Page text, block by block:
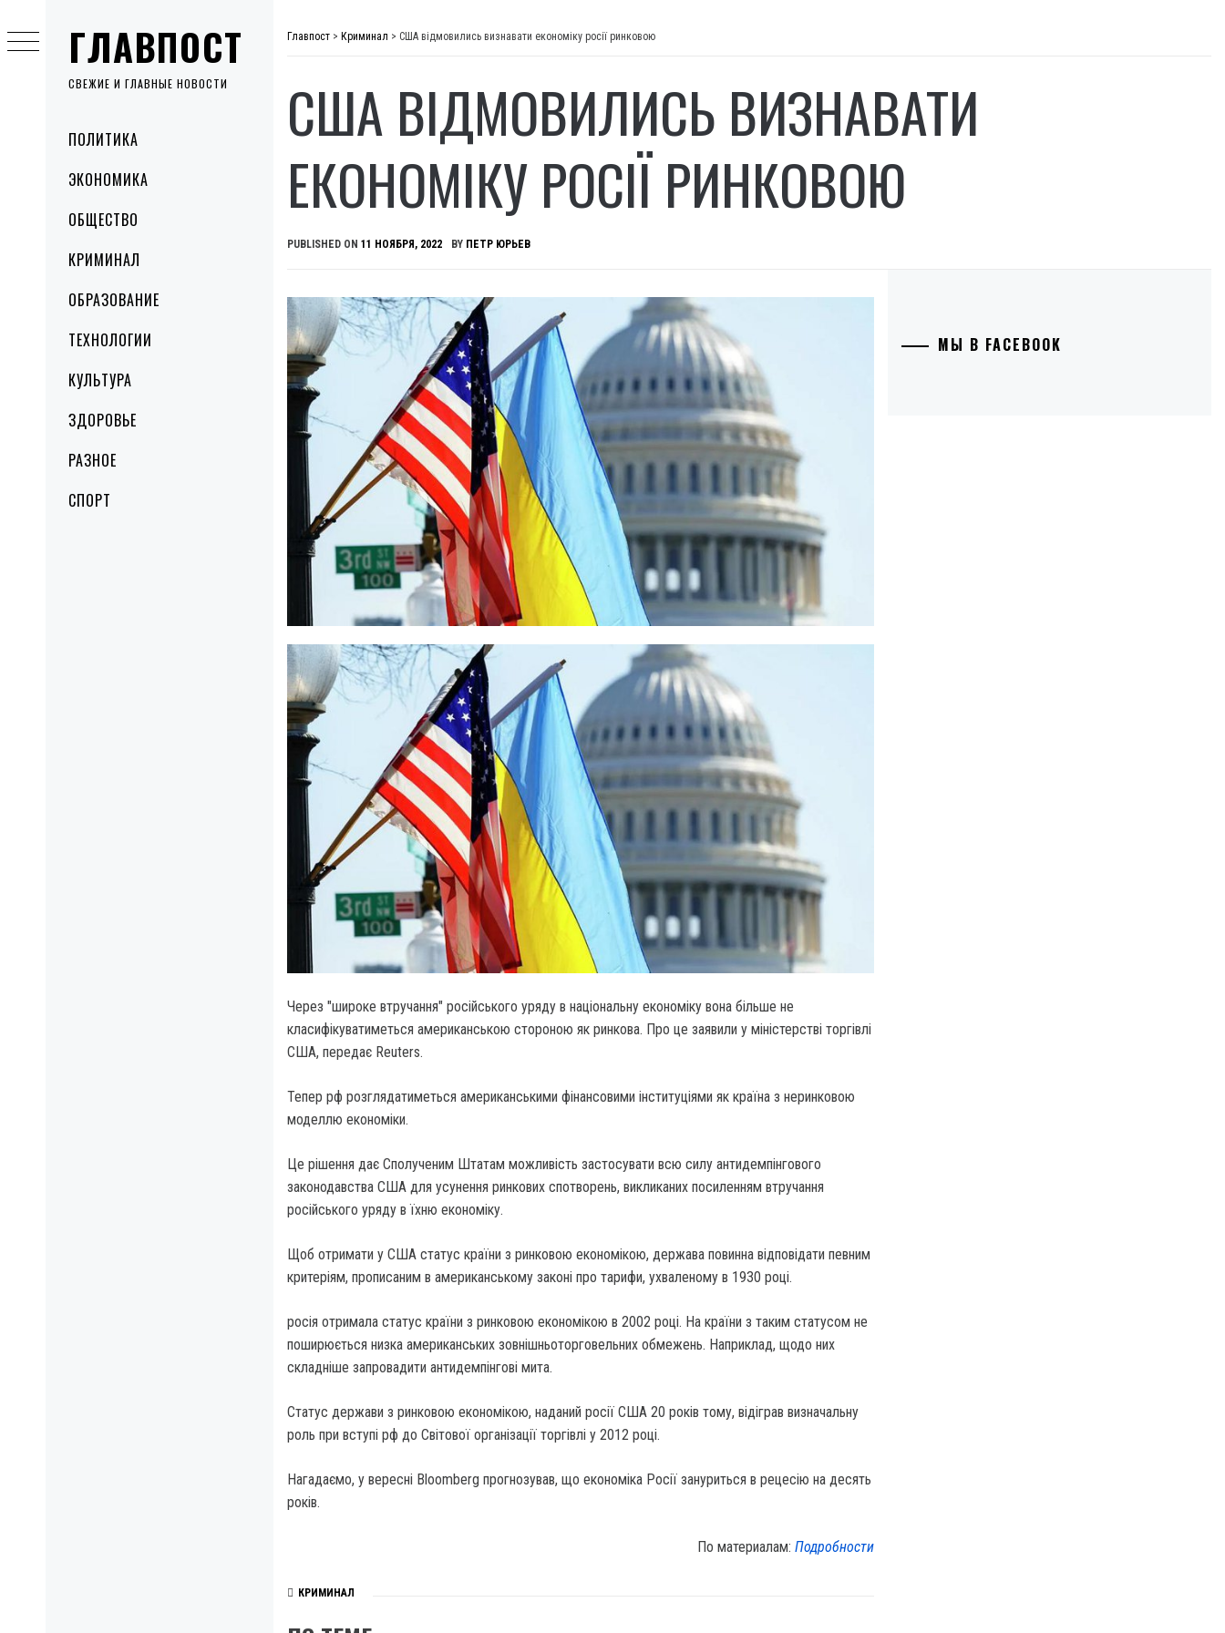
ГЛАВПОСТ
СВЕЖИЕ И ГЛАВНЫЕ НОВОСТИ
MenuПОЛИТИКА
ЭКОНОМИКА
ОБЩЕСТВО
КРИМИНАЛ
ОБРАЗОВАНИЕ
ТЕХНОЛОГИИ
КУЛЬТУРА
ЗДОРОВЬЕ
РАЗНОЕ
СПОРТ
to
content
Главпост > Криминал > США відмовились визнавати економіку росії ринковою
США ВІДМОВИЛИСЬ ВИЗНАВАТИ
ЕКОНОМІКУ РОСІЇ РИНКОВОЮ
PUBLISHED ON 11 НОЯБРЯ, 2022 BY ПЕТР ЮРЬЕВ
Через "широке втручання" російського уряду в національну економіку вона більше не
класифікуватиметься американською стороною як ринкова. Про це заявили у міністерстві торгівлі
США, передає Reuters.
Тепер рф розглядатиметься американськими фінансовими інституціями як країна з неринковою
моделлю економіки.
Це рішення дає Сполученим Штатам можливість застосувати всю силу антидемпінгового
законодавства США для усунення ринкових спотворень, викликаних посиленням втручання
російського уряду в їхню економіку.
Щоб отримати у США статус країни з ринковою економікою, держава повинна відповідати певним
критеріям, прописаним в американському законі про тарифи, ухваленому в 1930 році.
росія отримала статус країни з ринковою економікою в 2002 році. На країни з таким статусом не
поширюється низка американських зовнішньоторговельних обмежень. Наприклад, щодо них
складніше запровадити антидемпінгові мита.
​Статус держави з ринковою економікою, наданий росії США 20 років тому, відіграв визначальну
роль при вступі рф до Світової організації торгівлі у 2012 році.
Нагадаємо, у вересні Bloomberg прогнозував, що економіка Росії зануриться в рецесію на десять
років.
По материалам:Подробности
КРИМИНАЛ
МЫ В FACEBOOK